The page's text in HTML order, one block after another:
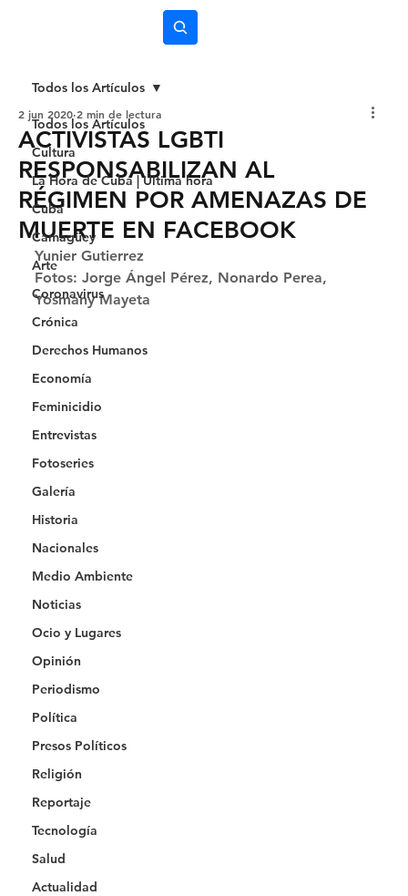
Todos los Artículos
Cultura
La Hora de Cuba | Última hora
Cuba
Camagüey
Arte
Coronavirus
Crónica
Derechos Humanos
Economía
Feminicidio
Entrevistas
Fotoseries
Galería
Historia
Nacionales
Medio Ambiente
Noticias
Ocio y Lugares
Opinión
Periodismo
Política
Presos Políticos
Religión
Reportaje
Tecnología
Salud
Actualidad
Todos los Artículos
ACTIVISTAS LGBTI
RESPONSABILIZAN AL
RÉGIMEN POR AMENAZAS DE
MUERTE EN FACEBOOK
2 jun 2020 2 min de lectura
Yunier Gutierrez
Fotos: Jorge Ángel Pérez, Nonardo Perea,
Yosmany Mayeta